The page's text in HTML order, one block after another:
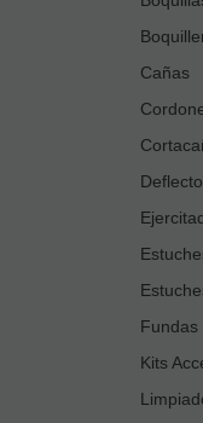
Cañas
Fundas
Kits